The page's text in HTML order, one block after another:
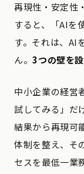
再現性・安定性
すると、「AIを
す。それは、AI
ん。3つの壁を
中小企業の経営
試してみる」だ
結果から再現可
体制を整え、そ
セスを最低一業